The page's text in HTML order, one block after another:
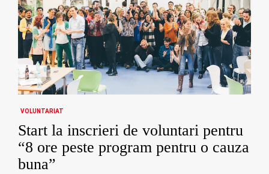
VOLUNTARIAT
Start la inscrieri de voluntari pentru
“8 ore peste program pentru o cauza
buna”